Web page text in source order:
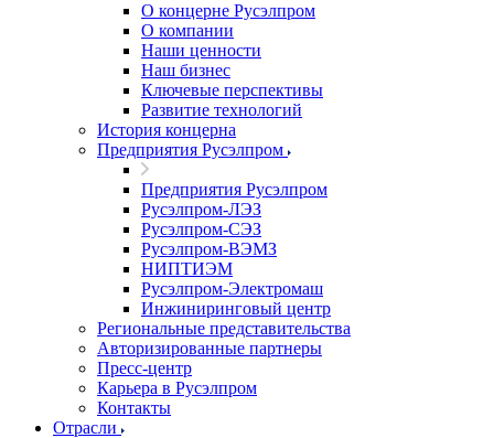
О концерне Русэлпром
О компании
Наши ценности
Наш бизнес
Ключевые перспективы
Развитие технологий
История концерна
Предприятия Русэлпром
Предприятия Русэлпром
Русэлпром-ЛЭЗ
Русэлпром-СЭЗ
Русэлпром-ВЭМЗ
НИПТИЭМ
Русэлпром-Электромаш
Инжиниринговый центр
Региональные представительства
Авторизированные партнеры
Пресс-центр
Карьера в Русэлпром
Контакты
Отрасли